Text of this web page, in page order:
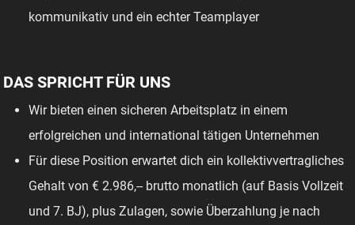
kommunikativ und ein echter Teamplayer
DAS SPRICHT FÜR UNS
Wir bieten einen sicheren Arbeitsplatz in einem
erfolgreichen und international tätigen Unternehmen
Für diese Position erwartet dich ein kollektivvertragliches
Gehalt von € 2.986,-- brutto monatlich (auf Basis Vollzeit
und 7. BJ), plus Zulagen, sowie Überzahlung je nach